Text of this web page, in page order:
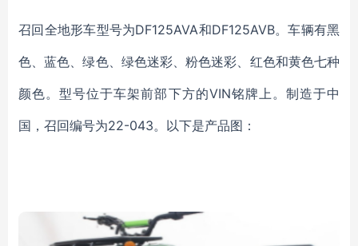
召回全地形车型号为DF125AVA和DF125AVB。车辆有黑
色、蓝色、绿色、绿色迷彩、粉色迷彩、红色和黄色七种
颜色。型号位于车架前部下方的VIN铭牌上。制造于中
国，召回编号为22-043。以下是产品图：